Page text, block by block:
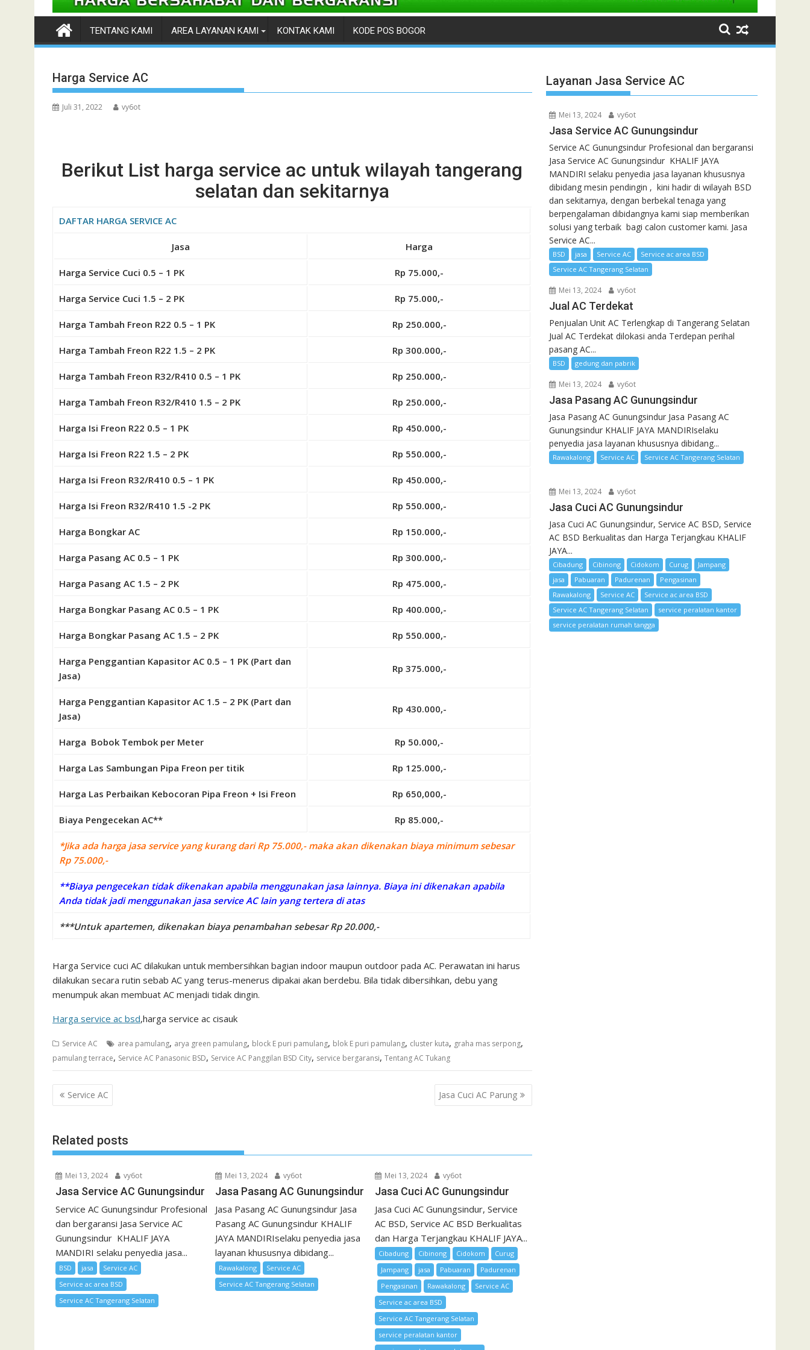
TENTANG KAMI AREA LAYANAN KAMI KONTAK KAMI KODE POS BOGOR
Harga Service AC
Juli 31, 2022 vy6ot
Berikut List harga service ac untuk wilayah tangerang
selatan dan sekitarnya
DAFTAR HARGA SERVICE AC
Jasa Harga
Harga Service Cuci 0.5 – 1 PK Rp 75.000,-
Harga Service Cuci 1.5 – 2 PK Rp 75.000,-
Harga Tambah Freon R22 0.5 – 1 PK Rp 250.000,-
Harga Tambah Freon R22 1.5 – 2 PK Rp 300.000,-
Harga Tambah Freon R32/R410 0.5 – 1 PK Rp 250.000,-
Harga Tambah Freon R32/R410 1.5 – 2 PK Rp 250.000,-
Harga Isi Freon R22 0.5 – 1 PK Rp 450.000,-
Harga Isi Freon R22 1.5 – 2 PK Rp 550.000,-
Harga Isi Freon R32/R410 0.5 – 1 PK Rp 450.000,-
Harga Isi Freon R32/R410 1.5 -2 PK Rp 550.000,-
Harga Bongkar AC Rp 150.000,-
Harga Pasang AC 0.5 – 1 PK Rp 300.000,-
Harga Pasang AC 1.5 – 2 PK Rp 475.000,-
Harga Bongkar Pasang AC 0.5 – 1 PK Rp 400.000,-
Harga Bongkar Pasang AC 1.5 – 2 PK Rp 550.000,-
Harga Penggantian Kapasitor AC 0.5 – 1 PK (Part dan
Jasa)
Rp 375.000,-
Harga Penggantian Kapasitor AC 1.5 – 2 PK (Part dan
Jasa)
Rp 430.000,-
Harga Bobok Tembok per Meter Rp 50.000,-
Harga Las Sambungan Pipa Freon per titik Rp 125.000,-
Harga Las Perbaikan Kebocoran Pipa Freon + Isi Freon Rp 650,000,-
Biaya Pengecekan AC** Rp 85.000,-
*Jika ada harga jasa service yang kurang dari Rp 75.000,- maka akan dikenakan biaya minimum sebesar
Rp 75.000,-
**Biaya pengecekan tidak dikenakan apabila menggunakan jasa lainnya. Biaya ini dikenakan apabila
Anda tidak jadi menggunakan jasa service AC lain yang tertera di atas
***Untuk apartemen, dikenakan biaya penambahan sebesar Rp 20.000,-
Harga Service cuci AC dilakukan untuk membersihkan bagian indoor maupun outdoor pada AC. Perawatan ini harus
dilakukan secara rutin sebab AC yang terus-menerus dipakai akan berdebu. Bila tidak dibersihkan, debu yang
menumpuk akan membuat AC menjadi tidak dingin.
Harga service ac bsd,harga service ac cisauk
Service AC area pamulang, arya green pamulang, block E puri pamulang, blok E puri pamulang, cluster kuta, graha mas serpong,
pamulang terrace, Service AC Panasonic BSD, Service AC Panggilan BSD City, service bergaransi, Tentang AC Tukang
Navigasi
pos
Service AC Jasa Cuci AC Parung
Related posts
Mei 13, 2024 vy6ot
Jasa Service AC Gunungsindur
Service AC Gunungsindur Profesional
dan bergaransi Jasa Service AC
Gunungsindur KHALIF JAYA
MANDIRI selaku penyedia jasa...
BSD jasa
Service AC
Service ac area BSD
Service AC Tangerang Selatan
Mei 13, 2024 vy6ot
Jasa Pasang AC Gunungsindur
Jasa Pasang AC Gunungsindur Jasa
Pasang AC Gunungsindur KHALIF
JAYA MANDIRIselaku penyedia jasa
layanan khususnya dibidang...
Rawakalong
Service AC
Service AC Tangerang Selatan
Mei 13, 2024 vy6ot
Jasa Cuci AC Gunungsindur
Jasa Cuci AC Gunungsindur, Service
AC BSD, Service AC BSD Berkualitas
dan Harga Terjangkau KHALIF JAYA...
Cibadung Cibinong Cidokom
Curug
Jampang
jasa Pabuaran
Padurenan
Pengasinan
Rawakalong
Service AC
Service ac area BSD
Service AC Tangerang Selatan
service peralatan kantor
Layanan Jasa Service AC
Mei 13, 2024 vy6ot
Jasa Service AC Gunungsindur
Service AC Gunungsindur Profesional dan bergaransi
Jasa Service AC Gunungsindur KHALIF JAYA
MANDIRI selaku penyedia jasa layanan khususnya
dibidang mesin pendingin , kini hadir di wilayah BSD
dan sekitarnya, dengan berbekal tenaga yang
berpengalaman dibidangnya kami siap memberikan
solusi yang terbaik bagi calon customer kami. Jasa
Service AC...
BSD jasa Service AC
Service ac area BSD
Service AC Tangerang Selatan
Mei 13, 2024 vy6ot
Jual AC Terdekat
Penjualan Unit AC Terlengkap di Tangerang Selatan
Jual AC Terdekat dilokasi anda Terdepan perihal
pasang AC...
BSD gedung dan pabrik
Mei 13, 2024 vy6ot
Jasa Pasang AC Gunungsindur
Jasa Pasang AC Gunungsindur Jasa Pasang AC
Gunungsindur KHALIF JAYA MANDIRIselaku
penyedia jasa layanan khususnya dibidang...
Rawakalong Service AC Service AC Tangerang Selatan
Mei 13, 2024 vy6ot
Jasa Cuci AC Gunungsindur
Jasa Cuci AC Gunungsindur, Service AC BSD, Service
AC BSD Berkualitas dan Harga Terjangkau KHALIF
JAYA...
Cibadung Cibinong Cidokom Curug
Jampang
jasa
Pabuaran Padurenan
Pengasinan
Rawakalong
Service AC
Service ac area BSD
Service AC Tangerang Selatan
service peralatan kantor
service peralatan rumah tangga